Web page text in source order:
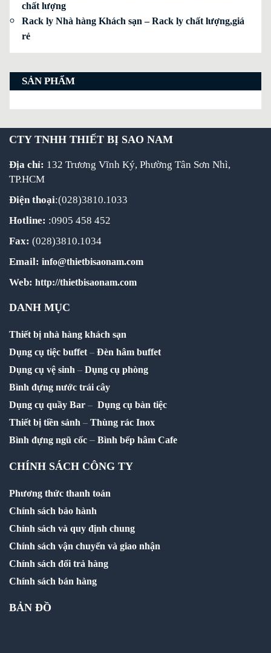
chất lượng
Rack ly Nhà hàng Khách sạn – Rack ly chất lượng,giá
rẻ
SẢN PHẨM
CTY TNHH THIẾT BỊ SAO NAM
Địa chỉ: 132 Trương Vĩnh Ký, Phường Tân Sơn Nhì,
TP.HCM
Điện thoại:(028)3810.1033
Hotline: :0905 458 452
Fax: (028)3810.1034
Email: info@thietbisaonam.com
Web: http://thietbisaonam.com
DANH MỤC
Thiết bị nhà hàng khách sạn
Dụng cụ tiệc buffet – Đèn hâm buffet
Dụng cụ vệ sinh – Dụng cụ phòng
Bình đựng nước trái cây
Dụng cụ quầy Bar – Dụng cụ bàn tiệc
Thiết bị tiền sảnh – Thùng rác Inox
Bình đựng ngũ cốc – Bình bếp hâm Cafe
CHÍNH SÁCH CÔNG TY
Phương thức thanh toán
Chính sách bảo hành
Chính sách và quy định chung
Chính sách vận chuyển và giao nhận
Chính sách đổi trả hàng
Chính sách bán hàng
BẢN ĐỒ